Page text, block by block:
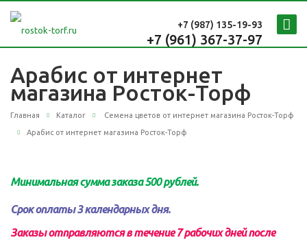
+7 (987) 135-19-93
+7 (961) 367-37-97
Арабис от интернет
магазина Росток-Торф
Главная Каталог Семена цветов от интернет магазина Росток-Торф
Арабис от интернет магазина Росток-Торф
Минимальная сумма заказа 500 рублей.
Срок оплаты 3 календарных дня.
Заказы отправляются в течение 7 рабочих дней после